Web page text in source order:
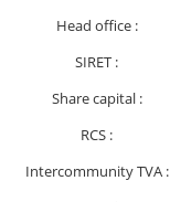
Head office :
SIRET :
Share capital :
RCS :
Intercommunity TVA :